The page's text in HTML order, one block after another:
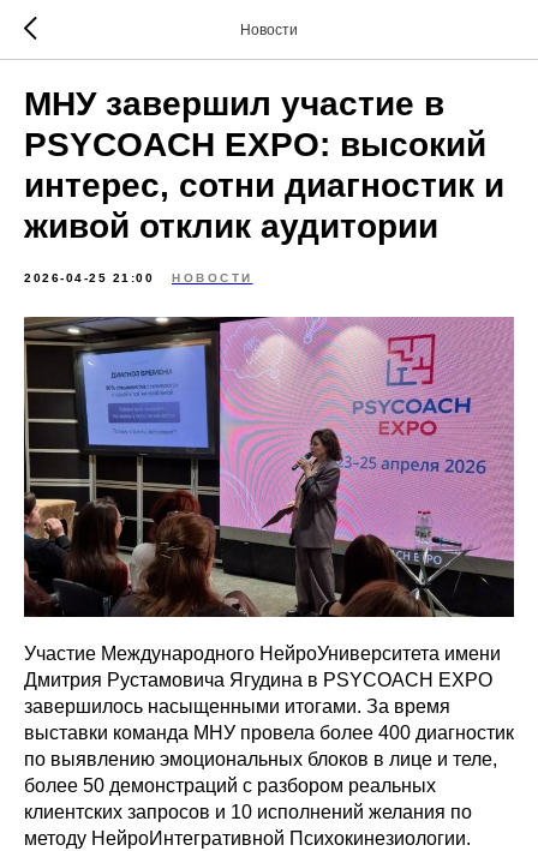
Новости
МНУ завершил участие в
PSYCOACH EXPO: высокий
интерес, сотни диагностик и
живой отклик аудитории
2026-04-25 21:00 НОВОСТИ
Участие Международного НейроУниверситета имени
Дмитрия Рустамовича Ягудина в PSYCOACH EXPO
завершилось насыщенными итогами. За время
выставки команда МНУ провела более 400 диагностик
по выявлению эмоциональных блоков в лице и теле,
более 50 демонстраций с разбором реальных
клиентских запросов и 10 исполнений желания по
методу НейроИнтегративной Психокинезиологии.